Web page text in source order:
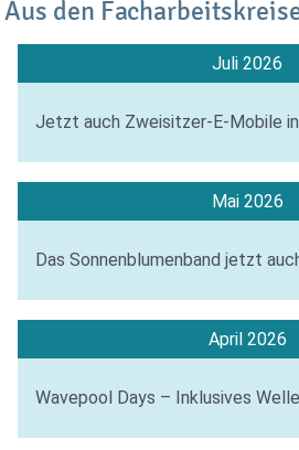
Aus den
Juli 2026
Jetzt auch Zweisitzer-E-Mobile
Mai 2026
Das Sonnenblumenband jetzt
April 2026
Wavepool Days – Inklusives